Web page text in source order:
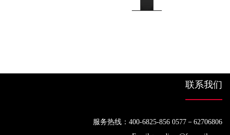
联系我们
服务热线：400-6825-856 0577－62706806